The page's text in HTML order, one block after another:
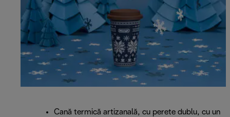
Cană termică artizanală, cu perete dublu, cu un